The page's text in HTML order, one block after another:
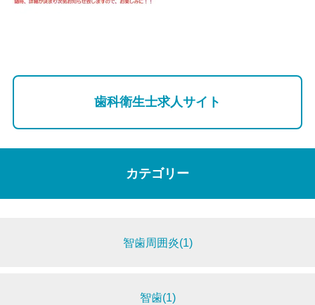
歯科衛生士求人サイト
カテゴリー
智歯周囲炎(1)
智歯(1)